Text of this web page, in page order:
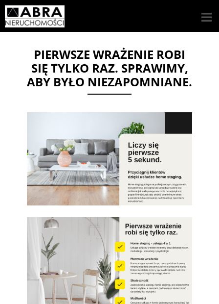
PIERWSZE WRAŻENIE ROBI
SIĘ TYLKO RAZ. SPRAWIMY,
ABY BYŁO NIEZAPOMNIANE.